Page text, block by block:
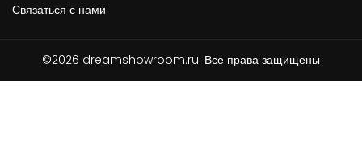
Связаться с нами
©2026 dreamshowroom.ru. Все права защищены